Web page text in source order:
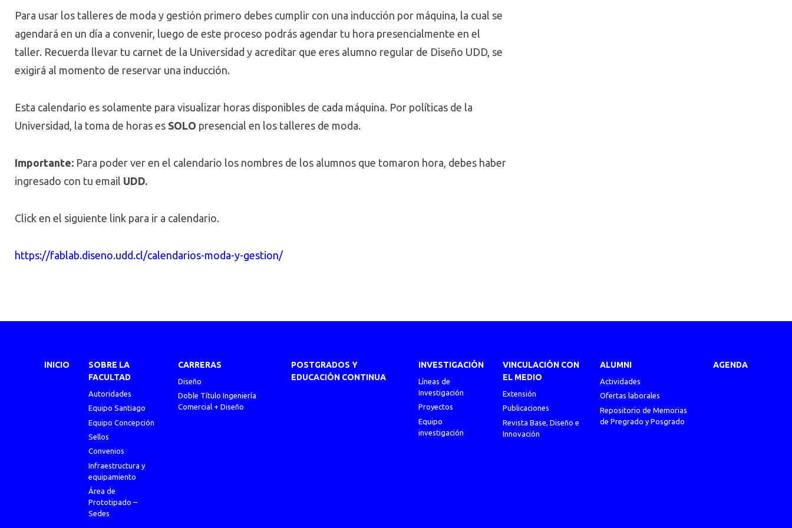
Para usar los talleres de moda y gestión primero debes cumplir con una inducción por máquina, la cual se
agendará en un día a convenir, luego de este proceso podrás agendar tu hora presencialmente en el
taller. Recuerda llevar tu carnet de la Universidad y acreditar que eres alumno regular de Diseño UDD, se
exigirá al momento de reservar una inducción.
Esta calendario es solamente para visualizar horas disponibles de cada máquina. Por políticas de la
Universidad, la toma de horas es SOLO presencial en los talleres de moda.
Importante: Para poder ver en el calendario los nombres de los alumnos que tomaron hora, debes haber
ingresado con tu email UDD.
Click en el siguiente link para ir a calendario.
https://fablab.diseno.udd.cl/calendarios-moda-y-gestion/
INICIO
SOBRE LA
FACULTAD
Autoridades
Equipo Santiago
Equipo Concepción
Sellos
Convenios
Infraestructura y
equipamiento
Área de
Prototipado –
Sedes
CARRERAS
Diseño
Doble Título Ingeniería
Comercial + Diseño
POSTGRADOS Y
EDUCACIÓN CONTINUA
INVESTIGACIÓN
Líneas de
Investigación
Proyectos
Equipo
investigación
VINCULACIÓN CON
EL MEDIO
Extensión
Publicaciones
Revista Base, Diseño e
Innovación
ALUMNI
Actividades
Ofertas laborales
Repositorio de Memorias
de Pregrado y Posgrado
AGENDA